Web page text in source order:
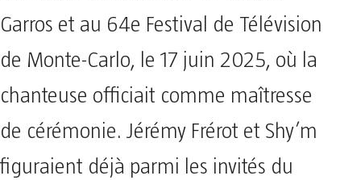
Garros et au 64e Festival de Télévision
de Monte-Carlo, le 17 juin 2025, où la
chanteuse officiait comme maîtresse
de cérémonie. Jérémy Frérot et Shy’m
figuraient déjà parmi les invités du